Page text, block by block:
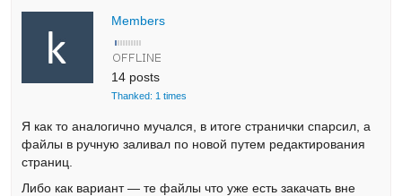
Members
14 posts
Thanked: 1 times
Я как то аналогично мучался, в итоге странички спарсил, а
файлы в ручную заливал по новой путем редактирования
страниц.
Либо как вариант — те файлы что уже есть закачать вне